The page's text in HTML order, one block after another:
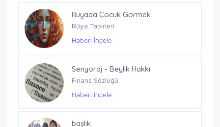
Borsada Düzeltme
Finans Sözlüğü
Haberi İncele
Rüyada Çocuk Görmek
Rüya Tabirleri
Haberi İncele
Senyoraj - Beylik Hakkı
Finans Sözlüğü
Haberi İncele